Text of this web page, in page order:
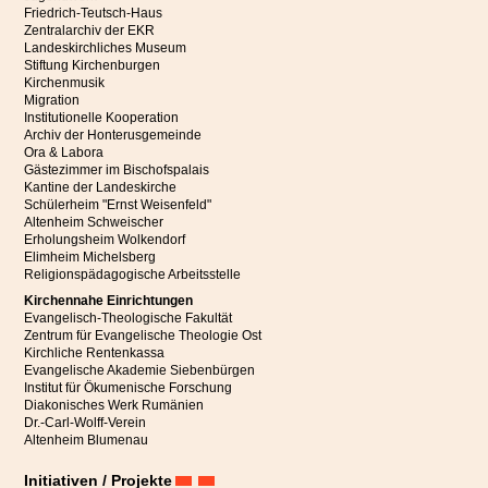
Sonntag, der 5. Juli, wird vielen Besucherinnen und Besuchern des
evangelischen Gottesdienstes in Petersberg noch lange in Erinnerung
bleiben. Was die Kirchengemeinde an diesem Tag erleben durfte, war
Begegnung, der Gemeinschaft und der lebendigen evangelischen
Friedrich-Teutsch-Haus
Zentralarchiv der EKR
Landeskirchliches Museum
Stiftung Kirchenburgen
Kirchenmusik
Migration
Institutionelle Kooperation
Archiv der Honterusgemeinde
Ora & Labora
Gästezimmer im Bischofspalais
Kantine der Landeskirche
Schülerheim "Ernst Weisenfeld"
Altenheim Schweischer
Erholungsheim Wolkendorf
Elimheim Michelsberg
Religionspädagogische Arbeitsstelle
Kirchennahe Einrichtungen
Evangelisch-Theologische Fakultät
Zentrum für Evangelische Theologie Ost
Kirchliche Rentenkassa
Evangelische Akademie Siebenbürgen
Institut für Ökumenische Forschung
Diakonisches Werk Rumänien
Dr.-Carl-Wolff-Verein
Altenheim Blumenau
Initiativen / Projekte